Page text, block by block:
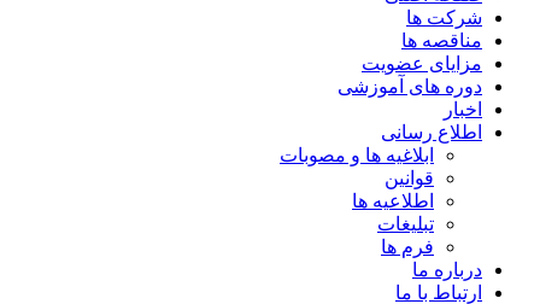
شرکت ها
مناقصه ها
مزایای عضویت
دوره های آموزشی
اخبار
اطلاع رسانی
ابلاغیه ها و مصوبات
قوانین
اطلاعیه ها
تبلیغات
فرم ها
درباره ما
ارتباط با ما